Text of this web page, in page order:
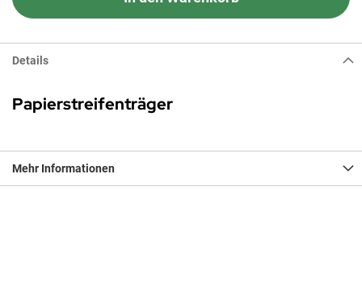
Details
Papierstreifenträger
Mehr Informationen